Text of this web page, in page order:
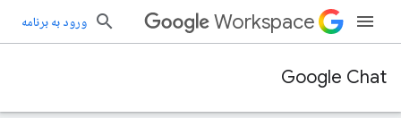
Workspace ورود به برنامه
Google Chat